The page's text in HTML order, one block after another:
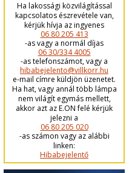
Ha lakossági közvilágítással
kapcsolatos észrevétele van,
kérjük hívja az ingyenes
06 80 205 413
-as vagy a normál díjas
06 30/334 4005
-as telefonszámot, vagy a
hibabejelento@villkorr.hu
e-mail címre küldjön üzenetet.
Ha hat, vagy annál több lámpa
nem világít egymás mellett,
akkor azt az E.ON felé kérjük
jelezni a
06 80 205 020
-as számon vagy az alábbi
linken:
Hibabejelentő